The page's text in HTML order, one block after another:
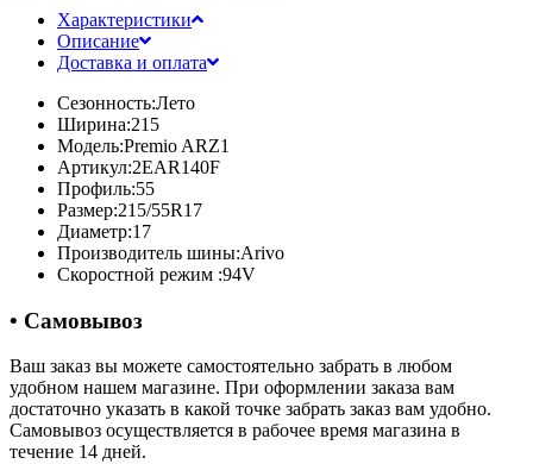
Характеристики
Описание
Доставка и оплата
Сезонность:Лето
Ширина:215
Модель:Premio ARZ1
Артикул:2EAR140F
Профиль:55
Размер:215/55R17
Диаметр:17
Производитель шины:Arivo
Скоростной режим :94V
• Самовывоз
Ваш заказ вы можете самостоятельно забрать в любом
удобном нашем магазине. При оформлении заказа вам
достаточно указать в какой точке забрать заказ вам удобно.
Самовывоз осуществляется в рабочее время магазина в
течение 14 дней.